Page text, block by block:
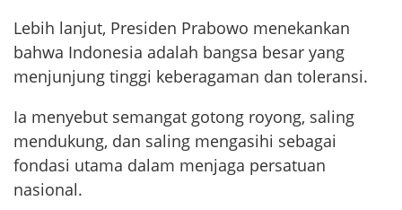
Lebih lanjut, Presiden Prabowo menekankan
bahwa Indonesia adalah bangsa besar yang
menjunjung tinggi keberagaman dan toleransi.
Ia menyebut semangat gotong royong, saling
mendukung, dan saling mengasihi sebagai
fondasi utama dalam menjaga persatuan
nasional.